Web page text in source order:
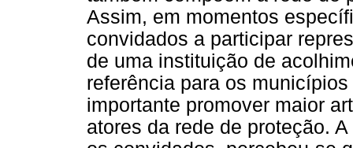
Assim, em momentos
convidados a participar
de uma instituição de
referência para os
importante promover maior
atores da rede de proteção.